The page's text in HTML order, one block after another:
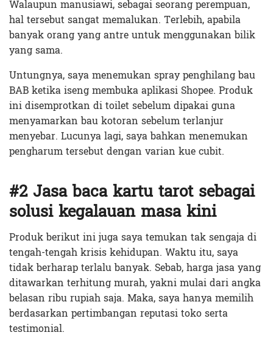
Walaupun manusiawi, sebagai seorang perempuan,
hal tersebut sangat memalukan. Terlebih, apabila
banyak orang yang antre untuk menggunakan bilik
yang sama.
Untungnya, saya menemukan spray penghilang bau
BAB ketika iseng membuka aplikasi Shopee. Produk
ini disemprotkan di toilet sebelum dipakai guna
menyamarkan bau kotoran sebelum terlanjur
menyebar. Lucunya lagi, saya bahkan menemukan
pengharum tersebut dengan varian kue cubit.
#2 Jasa baca kartu tarot sebagai
solusi kegalauan masa kini
Produk berikut ini juga saya temukan tak sengaja di
tengah-tengah krisis kehidupan. Waktu itu, saya
tidak berharap terlalu banyak. Sebab, harga jasa yang
ditawarkan terhitung murah, yakni mulai dari angka
belasan ribu rupiah saja. Maka, saya hanya memilih
berdasarkan pertimbangan reputasi toko serta
testimonial.